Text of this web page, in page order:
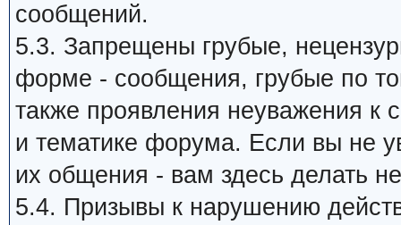
сообщений.
5.3. Запрещены грубые,
форме - сообщения, грубые по
также проявления неуважения
и тематике форума. Если вы не
их общения - вам здесь делать
5.4. Призывы к нарушению